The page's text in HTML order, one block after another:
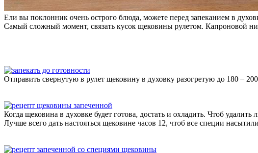
Ели вы поклонник очень острого блюда, можете перед запеканием в
Самый сложный момент, связать кусок щековины рулетом. Капроновой
Отправить свернутую в рулет щековину в духовку разогретую до 180 –
Когда щековина в духовке будет готова, достать и охладить. Чтоб
Лучше всего дать настояться щековине часов 12, чтоб все специи